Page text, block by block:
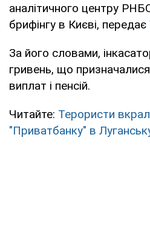
аналітичного центру
брифінгу в Києві, передає
За його словами,
гривень, що
виплат і пенсій.
Читайте: Терористи
"Приватбанку" в